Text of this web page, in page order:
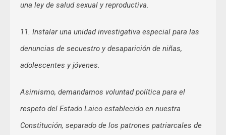
una ley de salud sexual y reproductiva.
11. Instalar una unidad investigativa especial para las
denuncias de secuestro y desaparición de niñas,
adolescentes y jóvenes.
Asimismo, demandamos voluntad política para el
respeto del Estado Laico establecido en nuestra
Constitución, separado de los patrones patriarcales de